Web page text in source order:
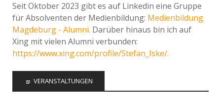
Seit Oktober 2023 gibt es auf Linkedin eine Gruppe
für Absolventen der Medienbildung: Medienbildung
Magdeburg - Alumni. Darüber hinaus bin ich auf
Xing mit vielen Alumni verbunden:
https://www.xing.com/profile/Stefan_Iske/.
VERANSTALTUNGEN